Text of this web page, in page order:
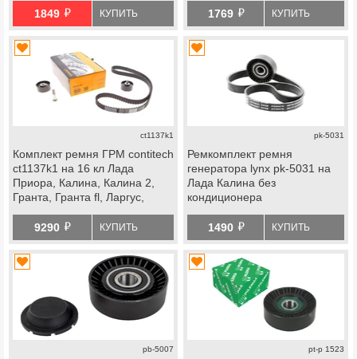
datsun1849 й КУПИТЬ 1769 й КУПИТЬ
ct1137k1
Комплект ремня ГРМ contitech
ct1137k1 на 16 кл Лада
Приора, Калина, Калина 2,
Гранта, Гранта fl, Ларгус,
datsun9290 й КУПИТЬ
pk-5031
Ремкомплект ремня
генератора lynx pk-5031 на
Лада Калина без
кондиционера
1490 й КУПИТЬ
pb-5007 pt-p 1523